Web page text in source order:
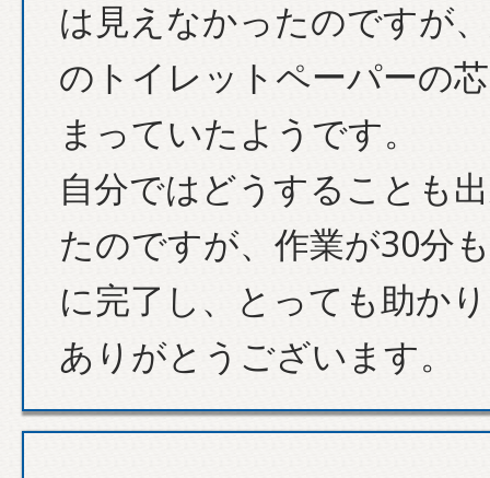
は見えなかったのですが
のトイレットペーパーの
まっていたようです。
自分ではどうすることも
たのですが、作業が30分
に完了し、とっても助か
ありがとうございます。